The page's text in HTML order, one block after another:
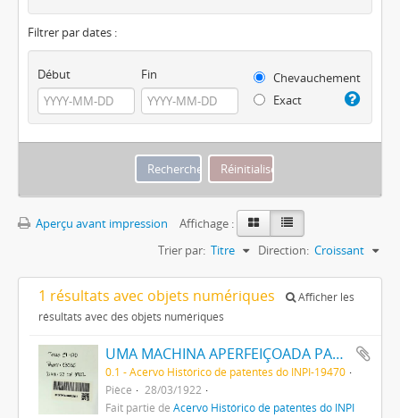
Filtrer par dates :
Début Fin
Chevauchement
Exact
Aperçu avant impression
Affichage :
Trier par: Titre Direction: Croissant
1 résultats avec objets numériques
Afficher les
résultats avec des objets numériques
UMA MACHINA APERFEIÇOADA PARA A FABRICAÇÃO DE ARTIGOS DE VIDRO
0.1 - Acervo Histórico de patentes do INPI-19470
Pièce
28/03/1922
Fait partie de Acervo Histórico de patentes do INPI